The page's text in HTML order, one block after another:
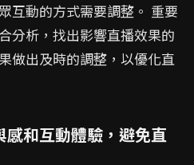
互動的方式需要調整。 重要
分析，找出影響直播效果的
做出及時的調整，以優化直
和互動體驗，避免直